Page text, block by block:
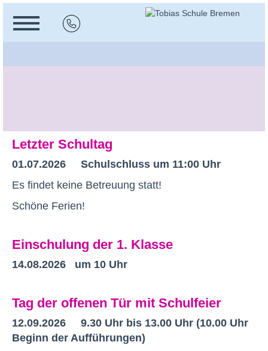
Letzter Schultag
01.07.2026 Schulschluss um 11:00 Uhr
Es findet keine Betreuung statt!
Schöne Ferien!
Einschulung der 1. Klasse
14.08.2026 um 10 Uhr
Tag der offenen Tür mit Schulfeier
12.09.2026 9.30 Uhr bis 13.00 Uhr (10.00 Uhr
Beginn der Aufführungen)